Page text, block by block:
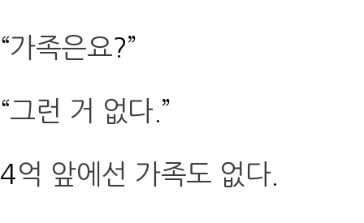
“가족은요?”
“그런 거 없다.”
4억 앞에선 가족도 없다.